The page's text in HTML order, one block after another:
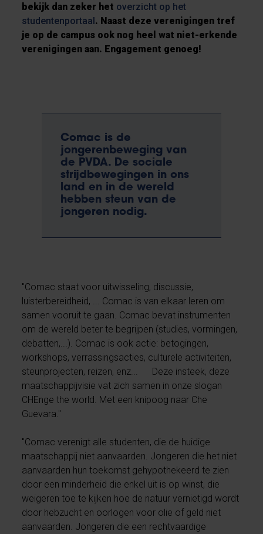
bekijk dan zeker het overzicht op het
studentenportaal. Naast deze verenigingen tref
je op de campus ook nog heel wat niet-erkende
verenigingen aan. Engagement genoeg!
Comac is de
jongerenbeweging van
de PVDA. De sociale
strijdbewegingen in ons
land en in de wereld
hebben steun van de
jongeren nodig.
"Comac staat voor uitwisseling, discussie,
luisterbereidheid, ... Comac is van elkaar leren om
samen vooruit te gaan. Comac bevat instrumenten
om de wereld beter te begrijpen (studies, vormingen,
debatten,...). Comac is ook actie: betogingen,
workshops, verrassingsacties, culturele activiteiten,
steunprojecten, reizen, enz... Deze insteek, deze
maatschappijvisie vat zich samen in onze slogan
CHEnge the world. Met een knipoog naar Che
Guevara."
"Comac verenigt alle studenten, die de huidige
maatschappij niet aanvaarden. Jongeren die het niet
aanvaarden hun toekomst gehypothekeerd te zien
door een minderheid die enkel uit is op winst, die
weigeren toe te kijken hoe de natuur vernietigd wordt
door hebzucht en oorlogen voor olie of geld niet
aanvaarden. Jongeren die een rechtvaardige